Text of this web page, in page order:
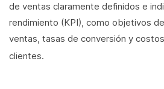
de ventas claramente definidos e
rendimiento (KPI), como objetivos
ventas, tasas de conversión y
clientes.